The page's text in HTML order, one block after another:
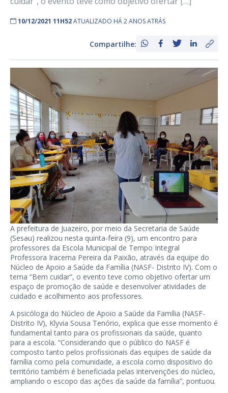
10/12/2021 11H52ATUALIZADO HÁ 2 ANOS ATRÁS
Compartilhe:
A prefeitura de Juazeiro, por meio da Secretaria de Saúde
(Sesau) realizou nesta quinta-feira (9), um encontro para
professores da Escola Municipal de Tempo Integral
Professora Iracema Pereira da Paixão, através da equipe do
Núcleo de Apoio a Saúde da Família (NASF- Distrito IV). Com o
tema “Bem cuidar”, o evento teve como objetivo ofertar um
espaço de promoção de saúde e desenvolver atividades de
cuidado e acolhimento aos professores.
A psicóloga do Núcleo de Apoio a Saúde da Família (NASF-
Distrito IV), Klyvia Sousa Tenório, explica que esse momento é
fundamental tanto para os profissionais da saúde, quanto
para a escola. “Considerando que o público do NASF é
composto tanto pelos profissionais das equipes de saúde da
família como pela comunidade, a escola como dispositivo do
território também é beneficiada pelas intervenções do núcleo,
ampliando o escopo das ações da saúde da família”, pontuou.